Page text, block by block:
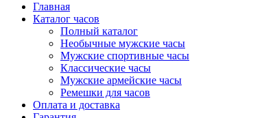
Главная
Каталог часов
Полный каталог
Необычные мужские часы
Мужские спортивные часы
Классические часы
Мужские армейские часы
Ремешки для часов
Оплата и доставка